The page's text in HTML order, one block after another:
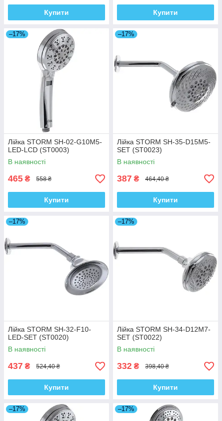
Купити Купити
–17%
Лійка STORM SH-02-G10M5-
LED-LCD (ST0003)
В наявності
465 ₴ 558 ₴
Купити
–17%
Лійка STORM SH-35-D15M5-
SET (ST0023)
В наявності
387 ₴ 464,40 ₴
Купити
–17%
Лійка STORM SH-32-F10-
LED-SET (ST0020)
В наявності
437 ₴ 524,40 ₴
Купити
–17%
Лійка STORM SH-34-D12M7-
SET (ST0022)
В наявності
332 ₴ 398,40 ₴
Купити
–17% –17%